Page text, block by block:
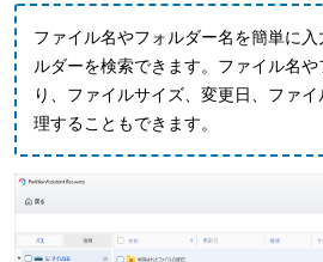
ファイル名やフォルダー名を簡単に
ルダーを検索できます。ファイル名
り、ファイルサイズ、変更日、ファ
理することもできます。